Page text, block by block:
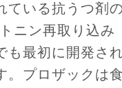
ている抗うつ剤
ニン再取り込み
も最初に開発さ
。プロザックは